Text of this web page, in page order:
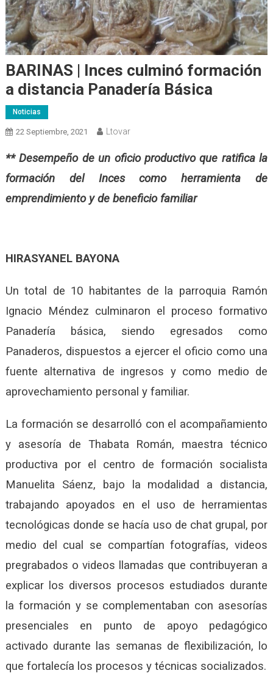
BARINAS | Inces culminó formación
a distancia Panadería Básica
Noticias
22 Septiembre, 2021 Ltovar
** Desempeño de un oficio productivo que ratifica la
formación del Inces como herramienta de
emprendimiento y de beneficio familiar
HIRASYANEL BAYONA
Un total de 10 habitantes de la parroquia Ramón
Ignacio Méndez culminaron el proceso formativo
Panadería básica, siendo egresados como
Panaderos, dispuestos a ejercer el oficio como una
fuente alternativa de ingresos y como medio de
aprovechamiento personal y familiar.
La formación se desarrolló con el acompañamiento
y asesoría de Thabata Román, maestra técnico
productiva por el centro de formación socialista
Manuelita Sáenz, bajo la modalidad a distancia,
trabajando apoyados en el uso de herramientas
tecnológicas donde se hacía uso de chat grupal, por
medio del cual se compartían fotografías, videos
pregrabados o videos llamadas que contribuyeran a
explicar los diversos procesos estudiados durante
la formación y se complementaban con asesorías
presenciales en punto de apoyo pedagógico
activado durante las semanas de flexibilización, lo
que fortalecía los procesos y técnicas socializados.